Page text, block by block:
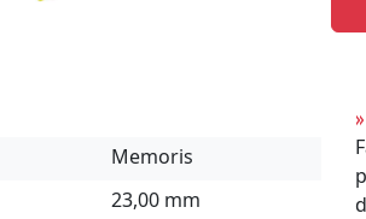
Memoris
23,00 mm
»